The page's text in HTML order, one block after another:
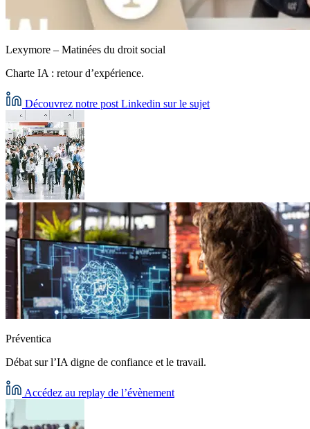
Lexymore – Matinées du droit social
Charte IA : retour d’expérience.
Découvrez notre post Linkedin sur le sujet
Préventica
Débat sur l’IA digne de confiance et le travail.
Accédez au replay de l’évènement